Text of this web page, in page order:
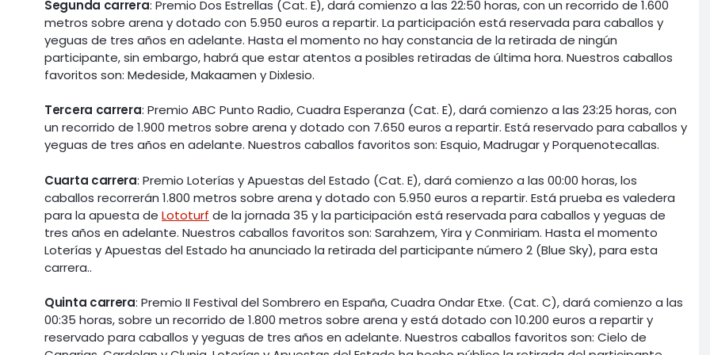
Segunda carrera: Premio Dos Estrellas (Cat. E), dará comienzo a las 22:50 horas, con un recorrido de 1.600
metros sobre arena y dotado con 5.950 euros a repartir. La participación está reservada para caballos y
yeguas de tres años en adelante. Hasta el momento no hay constancia de la retirada de ningún
participante, sin embargo, habrá que estar atentos a posibles retiradas de última hora. Nuestros caballos
favoritos son: Medeside, Makaamen y Dixlesio.
Tercera carrera: Premio ABC Punto Radio, Cuadra Esperanza (Cat. E), dará comienzo a las 23:25 horas, con
un recorrido de 1.900 metros sobre arena y dotado con 7.650 euros a repartir. Está reservado para caballos y
yeguas de tres años en adelante. Nuestros caballos favoritos son: Esquio, Madrugar y Porquenotecallas.
Cuarta carrera: Premio Loterías y Apuestas del Estado (Cat. E), dará comienzo a las 00:00 horas, los
caballos recorrerán 1.800 metros sobre arena y dotado con 5.950 euros a repartir. Está prueba es valedera
para la apuesta deLototurf de la jornada 35 y la participación está reservada para caballos y yeguas de
tres años en adelante. Nuestros caballos favoritos son: Sarahzem, Yira y Conmiriam. Hasta el momento
Loterías y Apuestas del Estado ha anunciado la retirada del participante número 2 (Blue Sky), para esta
carrera..
Quinta carrera: Premio II Festival del Sombrero en España, Cuadra Ondar Etxe. (Cat. C), dará comienzo a las
00:35 horas, sobre un recorrido de 1.800 metros sobre arena y está dotado con 10.200 euros a repartir y
reservado para caballos y yeguas de tres años en adelante. Nuestros caballos favoritos son: Cielo de